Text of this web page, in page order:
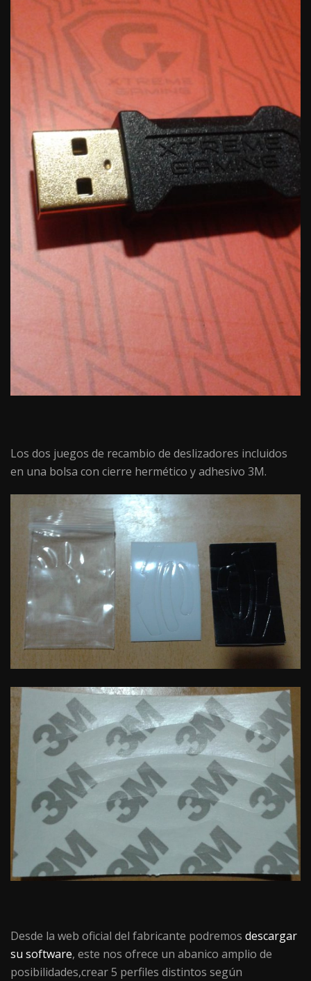
Los dos juegos de recambio de deslizadores incluidos
en una bolsa con cierre hermético y adhesivo 3M.
Desde la web oficial del fabricante podremos descargar
su software, este nos ofrece un abanico amplio de
posibilidades,crear 5 perfiles distintos según